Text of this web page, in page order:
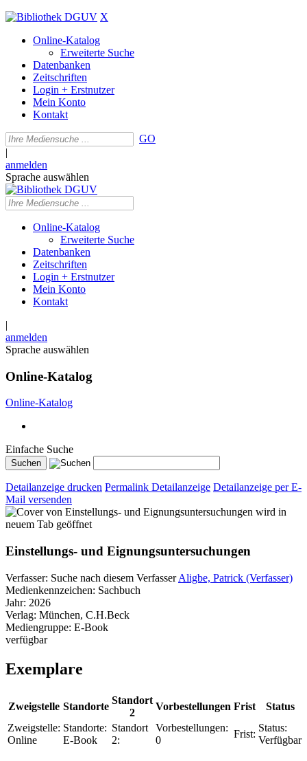
X
Online-Katalog
Erweiterte Suche
Datenbanken
Zeitschriften
Login + Erstnutzer
Mein Konto
Kontakt
GO
|
anmelden
Sprache auswählen
Online-Katalog
Erweiterte Suche
Datenbanken
Zeitschriften
Login + Erstnutzer
Mein Konto
Kontakt
|
anmelden
Sprache auswählen
Online-Katalog
Online-Katalog
Einfache Suche
Detailanzeige drucken Permalink Detailanzeige Detailanzeige per E-
Mail versenden
wird in
neuem Tab geöffnet
Einstellungs- und Eignungsuntersuchungen
Verfasser: Suche nach diesem Verfasser Aligbe, Patrick (Verfasser)
Medienkennzeichen: Sachbuch
Jahr: 2026
Verlag: München, C.H.Beck
Mediengruppe: E-Book
verfügbar
Exemplare
Zweigstelle Standorte
Standort
2
Vorbestellungen Frist
Status
Zweigstelle:
Online
Standorte:
E-Book
Standort
2:
Vorbestellungen:
0
Frist:
Status:
Verfügbar